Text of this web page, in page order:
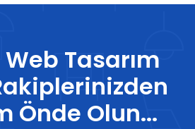
Tasarım
Önde Olun...